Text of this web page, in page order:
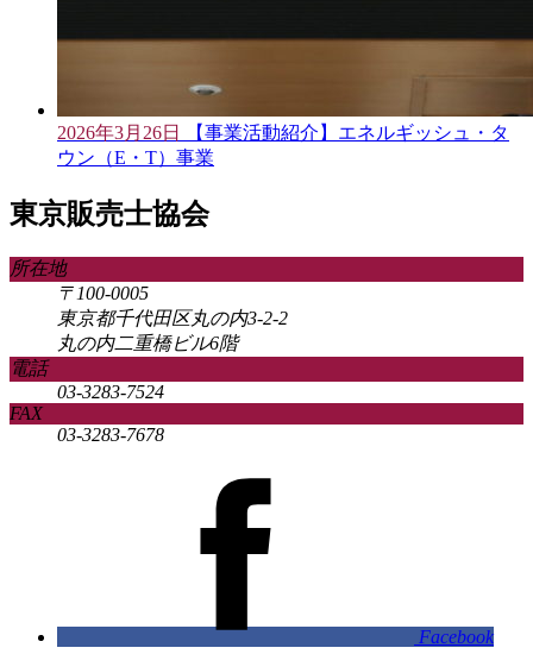
2026年3月26日
【事業活動紹介】エネルギッシュ・タ
ウン（E・T）事業
東京販売士協会
所在地
〒100-0005
東京都千代田区丸の内3-2-2
丸の内二重橋ビル6階
電話
03-3283-7524
FAX
03-3283-7678
Facebook